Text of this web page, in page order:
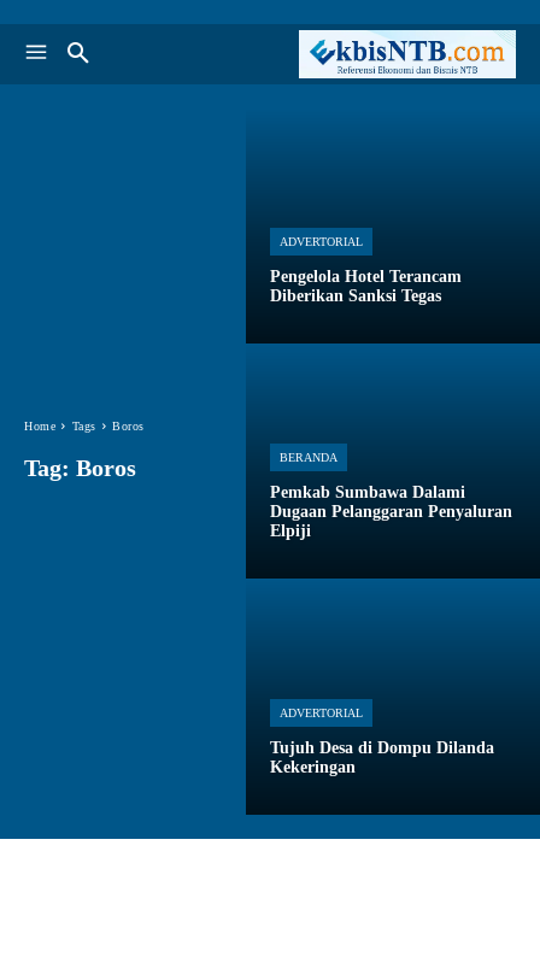
Home Tags Boros
Tag: Boros
ADVERTORIAL
Pengelola Hotel Terancam
Diberikan Sanksi Tegas
BERANDA
Pemkab Sumbawa Dalami
Dugaan Pelanggaran Penyaluran
Elpiji
ADVERTORIAL
Tujuh Desa di Dompu Dilanda
Kekeringan